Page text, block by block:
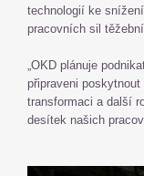
technologií ke
pracovních sil
„OKD plánuje
připraveni
transformaci a další
desítek našich